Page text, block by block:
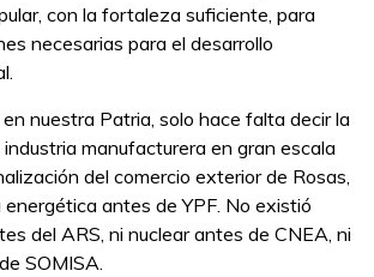
con la fortaleza suficiente, para
necesarias para el desarrollo
nuestra Patria, solo hace falta decir la
manufacturera en gran escala
del comercio exterior de Rosas,
antes de YPF. No existió
del ARS, ni nuclear antes de CNEA, ni
SOMISA.